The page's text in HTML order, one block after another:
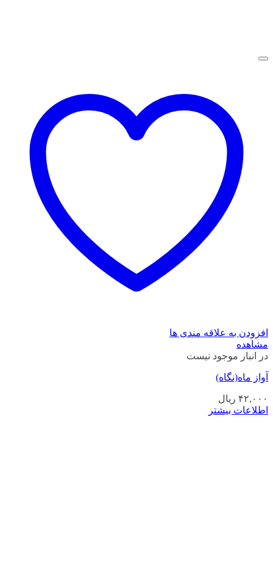
افزودن به علاقه مندی ها
مشاهده
در انبار موجود نیست
آواز ماه(نگاه)
۴۲,۰۰۰ ریال
اطلاعات بیشتر